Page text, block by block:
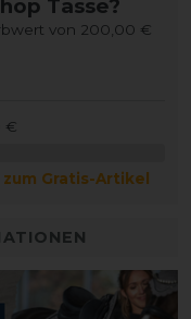
Tasse?
von 200,00 €
€
Gratis-Artikel